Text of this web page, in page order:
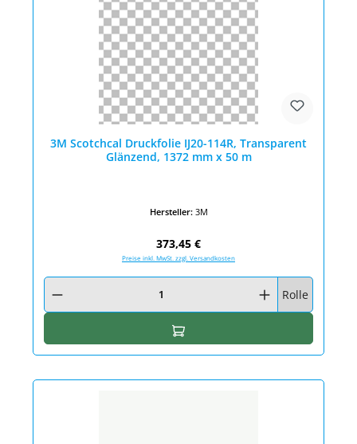
3M Scotchcal Druckfolie IJ20-114R, Transparent
Glänzend, 1372 mm x 50 m
Hersteller: 3M
Regulärer Preis:
373,45 €
Preise inkl. MwSt. zzgl. Versandkosten
Produkt Anzahl: Gib den gewünschten Wert ein oder benutze die
Rolle
In den Warenkorb